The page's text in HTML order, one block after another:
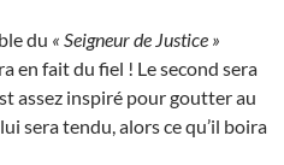
du « Seigneur de Justice »
en fait du fiel ! Le second sera
assez inspiré pour goutter au
sera tendu, alors ce qu’il boira